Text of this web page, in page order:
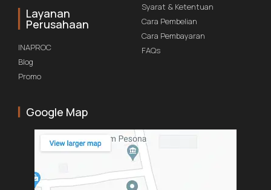
Layanan
Perusahaan
INAPROC
Blog
Promo
Syarat & Ketentuan
Cara Pembelian
Cara Pembayaran
FAQs
Google Map